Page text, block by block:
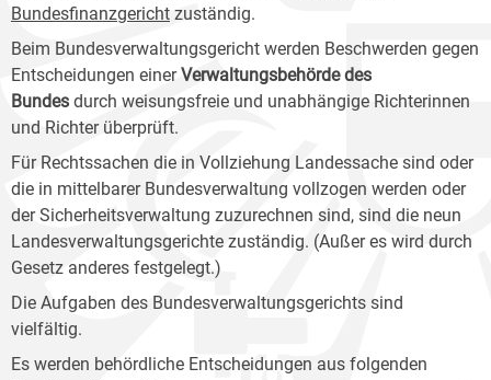
Bundesfinanzgericht zuständig.
Beim Bundesverwaltungsgericht werden Beschwerden gegen
Entscheidungen einerVerwaltungsbehörde des
Bundes durch weisungsfreie und unabhängige Richterinnen
und Richter überprüft.
Für Rechtssachen die in Vollziehung Landessache sind oder
die in mittelbarer Bundesverwaltung vollzogen werden oder
der Sicherheitsverwaltung zuzurechnen sind, sind die neun
Landesverwaltungsgerichte zuständig. (Außer es wird durch
Gesetz anderes festgelegt.)
Die Aufgaben des Bundesverwaltungsgerichts sind
vielfältig.
Es werden behördliche Entscheidungen aus folgenden